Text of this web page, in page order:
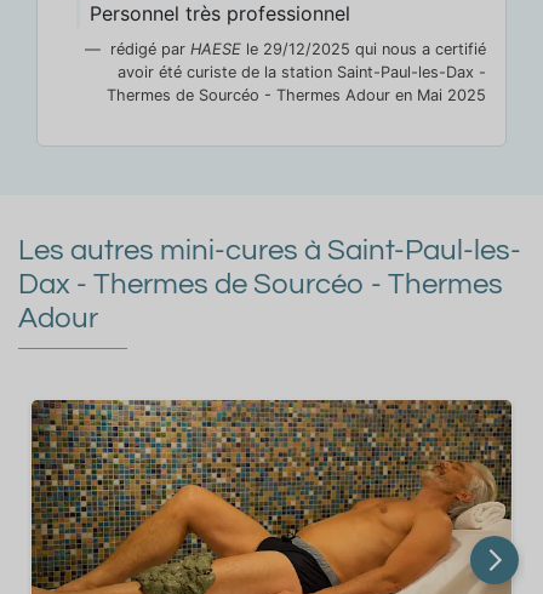
Personnel très professionnel
rédigé par HAESE le 29/12/2025 qui nous a certifié
avoir été curiste de la station Saint-Paul-les-Dax -
Thermes de Sourcéo - Thermes Adour en Mai 2025
Les autres mini-cures à Saint-Paul-les-
Dax - Thermes de Sourcéo - Thermes
Adour